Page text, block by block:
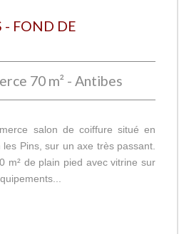
- FOND DE
70 m² - Antibes
salon de coiffure situé en
Pins, sur un axe très passant.
m² de plain pied avec vitrine sur